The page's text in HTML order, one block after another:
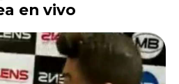
en vivo